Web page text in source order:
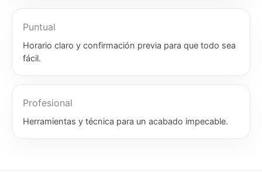
Puntual
Horario claro y confirmación previa para que todo sea
fácil.
Profesional
Herramientas y técnica para un acabado impecable.